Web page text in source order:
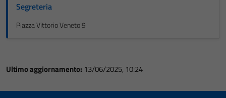
Segreteria
Piazza Vittorio Veneto 9
Ultimo aggiornamento: 13/06/2025, 10:24